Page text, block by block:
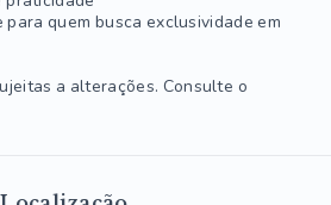
quem busca exclusividade em
a alterações. Consulte o